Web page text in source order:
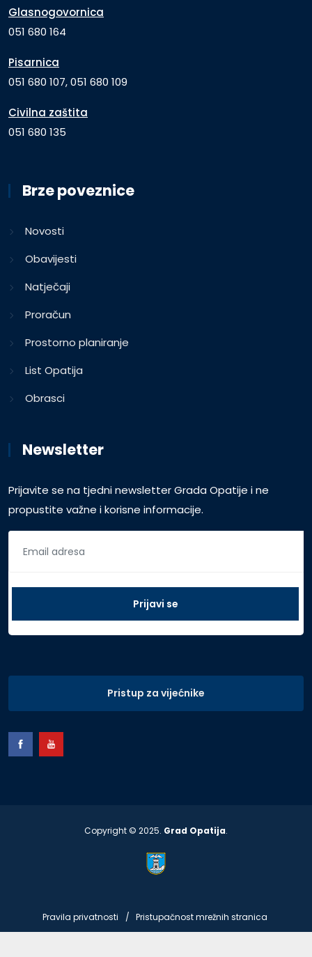
Glasnogovornica
051 680 164
Pisarnica
051 680 107, 051 680 109
Civilna zaštita
051 680 135
Brze poveznice
Novosti
Obavijesti
Natječaji
Proračun
Prostorno planiranje
List Opatija
Obrasci
Newsletter
Prijavite se na tjedni newsletter Grada Opatije i ne
propustite važne i korisne informacije.
Pristup za vijećnike
Copyright © 2025. Grad Opatija.
Pravila privatnosti Pristupačnost mrežnih stranica